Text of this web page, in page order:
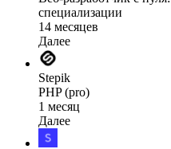
специализации
14 месяцев
Далее
Stepik
PHP (pro)
1 месяц
Далее